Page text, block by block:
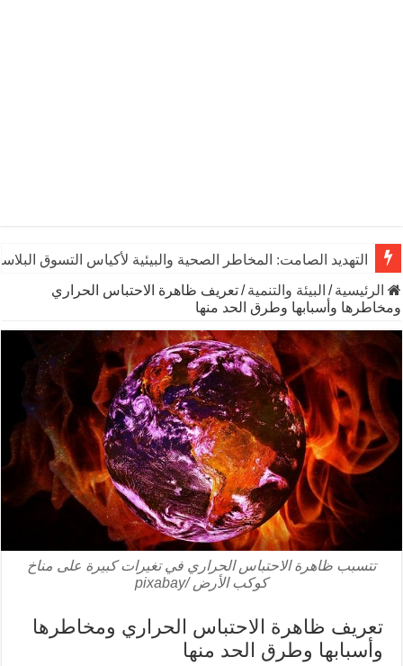
يوم الشاي العالمي: رشفـة من التاريخ تنبض بالحياة والاقتصاد
الرئيسية / البيئة والتنمية /تعريف ظاهرة الاحتباس الحراري
ومخاطرها وأسبابها وطرق الحد منها
تتسبب ظاهرة الاحتباس الحراري في تغيرات كبيرة على مناخ
كوكب الأرض /pixabay
تعريف ظاهرة الاحتباس الحراري ومخاطرها
وأسبابها وطرق الحد منها